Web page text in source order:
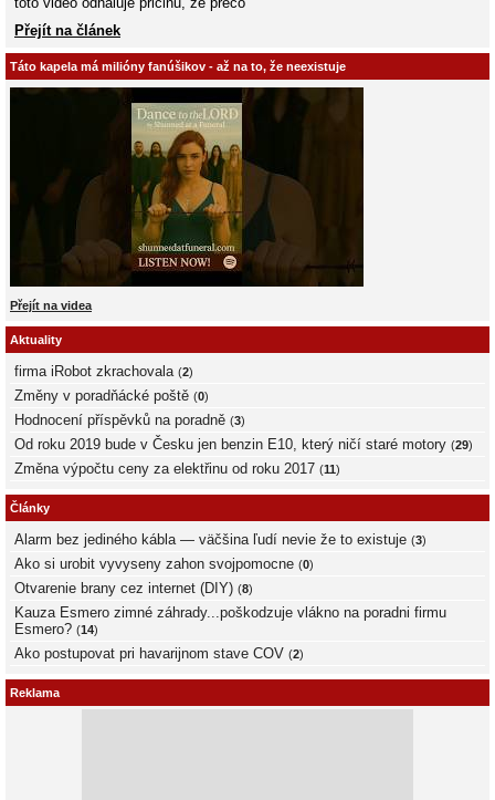
Přejít na článek
Táto kapela má milióny fanúšikov - až na to, že neexistuje
Přejít na videa
Aktuality
firma iRobot zkrachovala (2)
Změny v poradňácké poště (0)
Hodnocení příspěvků na poradně (3)
Od roku 2019 bude v Česku jen benzin E10, který ničí staré motory (29)
Změna výpočtu ceny za elektřinu od roku 2017 (11)
Články
Alarm bez jediného kábla — väčšina ľudí nevie že to existuje (3)
Ako si urobit vyvyseny zahon svojpomocne (0)
Otvarenie brany cez internet (DIY) (8)
Kauza Esmero zimné záhrady...poškodzuje vlákno na poradni firmu
Esmero? (14)
Ako postupovat pri havarijnom stave COV (2)
Reklama